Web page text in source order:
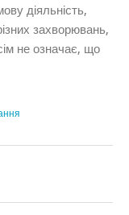
діяльність,
захворювань,
не означає, що